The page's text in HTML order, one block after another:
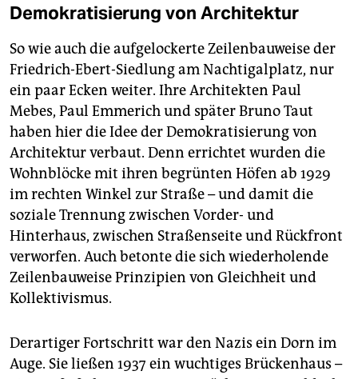
Demokratisierung von Architektur
So wie auch die aufgelockerte Zeilenbauweise der
Friedrich-Ebert-Siedlung am Nachtigalplatz, nur
ein paar Ecken weiter. Ihre Architekten Paul
Mebes, Paul Emmerich und später Bruno Taut
haben hier die Idee der Demokratisierung von
Architektur verbaut. Denn errichtet wurden die
Wohnblöcke mit ihren begrünten Höfen ab 1929
im rechten Winkel zur Straße – und damit die
soziale Trennung zwischen Vorder- und
Hinterhaus, zwischen Straßenseite und Rückfront
verworfen. Auch betonte die sich wiederholende
Zeilenbauweise Prinzipien von Gleichheit und
Kollektivismus.
Derartiger Fortschritt war den Nazis ein Dorn im
Auge. Sie ließen 1937 ein wuchtiges Brückenhaus –